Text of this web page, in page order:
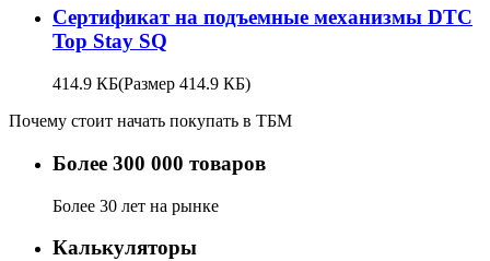
Сертификат на подъемные механизмы DTC
Top Stay SQ
414.9 КБ(Размер 414.9 КБ)
Почему стоит начать покупать в ТБМ
Более 300 000 товаров
Более 30 лет на рынке
Калькуляторы